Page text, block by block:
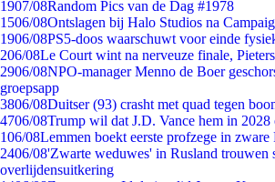
1907/08Random Pics van de Dag #1978
1506/08Ontslagen bij Halo Studios na
1906/08PS5-doos waarschuwt voor einde
206/08Le Court wint na nerveuze finale,
2906/08NPO-manager Menno de Boer
groepsapp
3806/08Duitser (93) crasht met quad tegen
4706/08Trump wil dat J.D. Vance hem in 2028
106/08Lemmen boekt eerste profzege in
2406/08'Zwarte weduwes' in Rusland trouwen
overlijdensuitkering